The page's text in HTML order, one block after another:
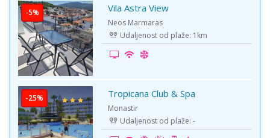
-5% Vila Astra View
Neos Marmaras
Udaljenost od plaže: 1km
-25% Tropicana Club & Spa
Monastir
Udaljenost od plaže: -